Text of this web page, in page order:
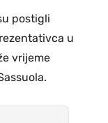
postigli
u
vrijeme